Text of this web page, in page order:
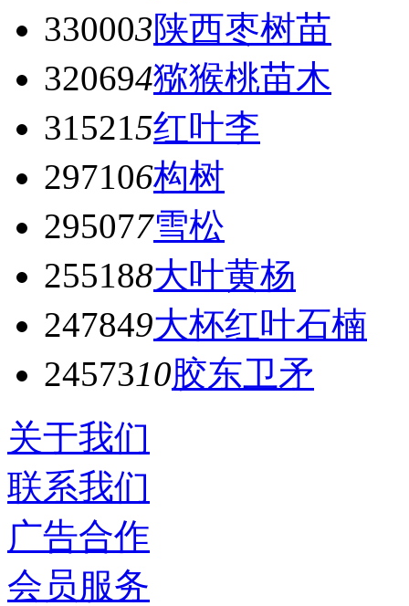
330003陕西枣树苗
320694猕猴桃苗木
315215红叶李
297106构树
295077雪松
255188大叶黄杨
247849大杯红叶石楠
2457310胶东卫矛
关于我们
联系我们
广告合作
会员服务